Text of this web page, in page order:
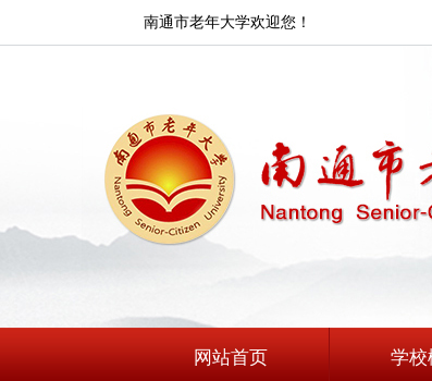
南通市老年大学欢迎您！
网站首页 学校